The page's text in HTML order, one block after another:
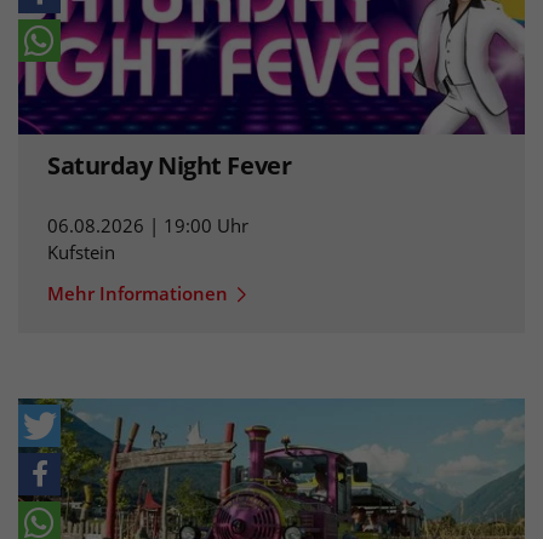
Saturday Night Fever
06.08.2026 | 19:00 Uhr
Kufstein
Mehr Informationen